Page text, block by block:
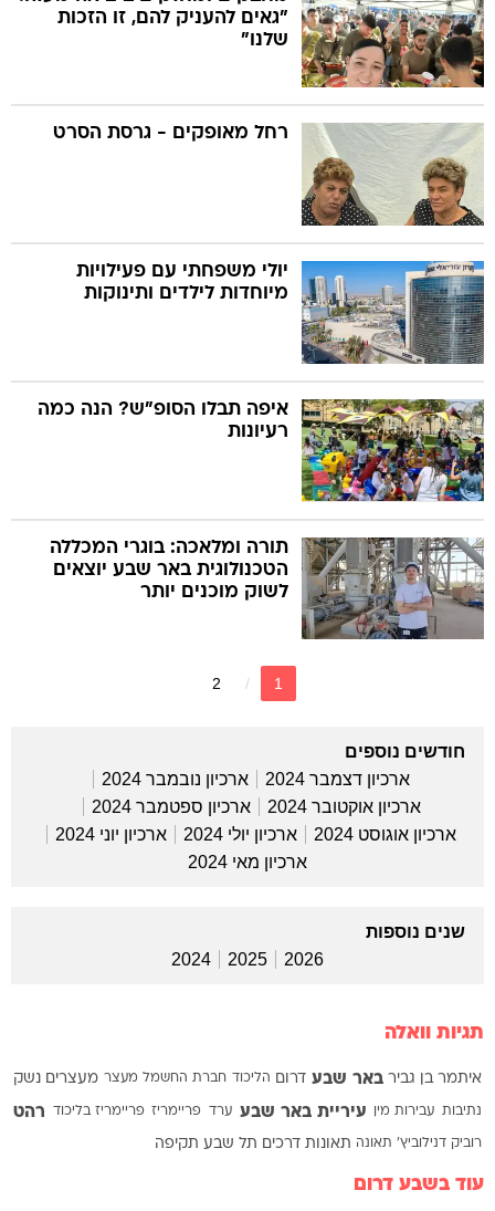
"גאים להעניק להם, זו הזכות
שלנו"
רחל מאופקים - גרסת הסרט
יולי משפחתי עם פעילויות
מיוחדות לילדים ותינוקות
איפה תבלו הסופ"ש? הנה כמה
רעיונות
תורה ומלאכה: בוגרי המכללה
הטכנולוגית באר שבע יוצאים
לשוק מוכנים יותר
1
2
חודשים נוספים
ארכיון דצמבר 2024
ארכיון נובמבר 2024
ארכיון אוקטובר 2024
ארכיון ספטמבר 2024
ארכיון אוגוסט 2024
ארכיון יולי 2024
ארכיון יוני 2024
ארכיון מאי 2024
שנים נוספות
2026
2025
2024
תגיות וואלה
איתמר בן גביר באר שבע דרום הליכוד חברת החשמל מעצר מעצרים נשק
נתיבות עבירות מין עיריית באר שבע ערד פריימריז פריימריז בליכוד רהט
רוביק דנילוביץ' תאונה תאונות דרכים תל שבע תקיפה
עוד בשבע דרום